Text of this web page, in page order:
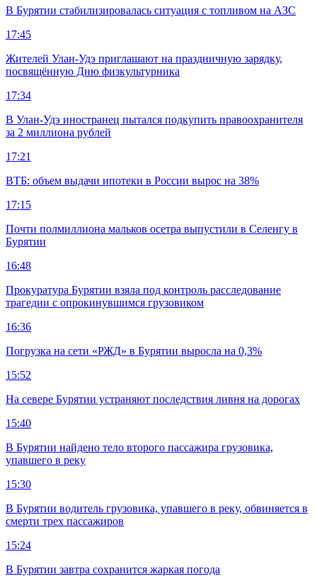
В Бурятии стабилизировалась ситуация с топливом на АЗС
17:45
Жителей Улан-Удэ приглашают на праздничную зарядку,
посвящённую Дню физкультурника
17:34
В Улан-Удэ иностранец пытался подкупить правоохранителя
за 2 миллиона рублей
17:21
ВТБ: объем выдачи ипотеки в России вырос на 38%
17:15
Почти полмиллиона мальков осетра выпустили в Селенгу в
Бурятии
16:48
Прокуратура Бурятии взяла под контроль расследование
трагедии с опрокинувшимся грузовиком
16:36
Погрузка на сети «РЖД» в Бурятии выросла на 0,3%
15:52
На севере Бурятии устраняют последствия ливня на дорогах
15:40
В Бурятии найдено тело второго пассажира грузовика,
упавшего в реку
15:30
В Бурятии водитель грузовика, упавшего в реку, обвиняется в
смерти трех пассажиров
15:24
В Бурятии завтра сохранится жаркая погода